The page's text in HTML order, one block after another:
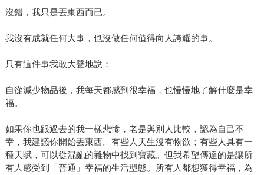
沒錯，我只是丟東西而已。
我沒有成就任何大事，也沒做任何值得向人誇耀的事。
只有這件事我敢大聲地說：
自從減少物品後，我每天都感到很幸福，也慢慢地了解什麼是幸
福。
如果你也跟過去的我一樣悲慘，老是與別人比較，認為自己不
幸，我建議你開始丟東西。有些人天生沒有物欲；有些人具有一
種天賦，可以從混亂的雜物中找到寶藏。但我希望傳達的是讓所
有人感受到「普通」幸福的生活型態。所有人都想獲得幸福，為